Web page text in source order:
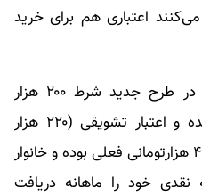
اعتباری هم برای خرید
عسکری در ادامه گفته است: در طرح جدید شرط ۲۰۰ هزار
تومان خرید از یارانه حذف شده و اعتبار تشویقی (۲۲۰ هزار
تومانی) علاوه بر یارانه ۳۰۰ و ۴۰۰ هزارتومانی فعلی بوده و خانوار
نقدی خود را ماهانه دریافت